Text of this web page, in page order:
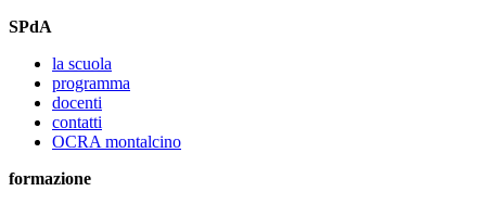
SPdA
la scuola
programma
docenti
contatti
OCRA montalcino
formazione